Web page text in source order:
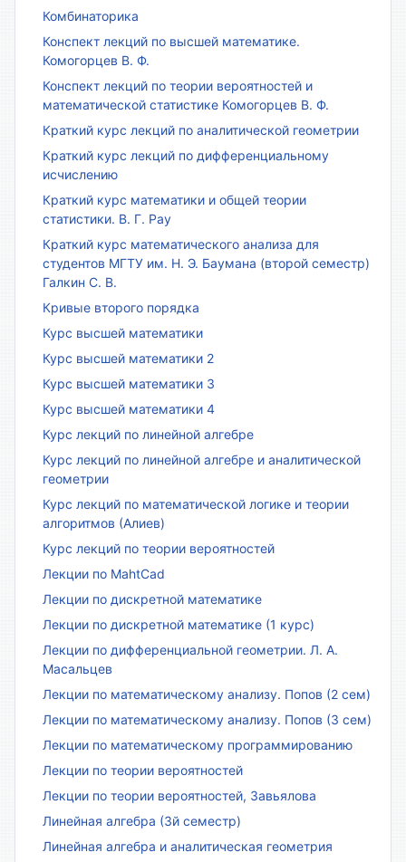
Комбинаторика
Конспект лекций по высшей математике.
Комогорцев В. Ф.
Конспект лекций по теории вероятностей и
математической статистике Комогорцев В. Ф.
Краткий курс лекций по аналитической геометрии
Краткий курс лекций по дифференциальному
исчислению
Краткий курс математики и общей теории
статистики. В. Г. Рау
Краткий курс математического анализа для
студентов МГТУ им. Н. Э. Баумана (второй семестр)
Галкин С. В.
Кривые второго порядка
Курс высшей математики
Курс высшей математики 2
Курс высшей математики 3
Курс высшей математики 4
Курс лекций по линейной алгебре
Курс лекций по линейной алгебре и аналитической
геометрии
Курс лекций по математической логике и теории
алгоритмов (Алиев)
Курс лекций по теории вероятностей
Лекции по MahtCad
Лекции по дискретной математике
Лекции по дискретной математике (1 курс)
Лекции по дифференциальной геометрии. Л. А.
Масальцев
Лекции по математическому анализу. Попов (2 сем)
Лекции по математическому анализу. Попов (3 сем)
Лекции по математическому программированию
Лекции по теории вероятностей
Лекции по теории вероятностей, Завьялова
Линейная алгебра (3й семестр)
Линейная алгебра и аналитическая геометрия